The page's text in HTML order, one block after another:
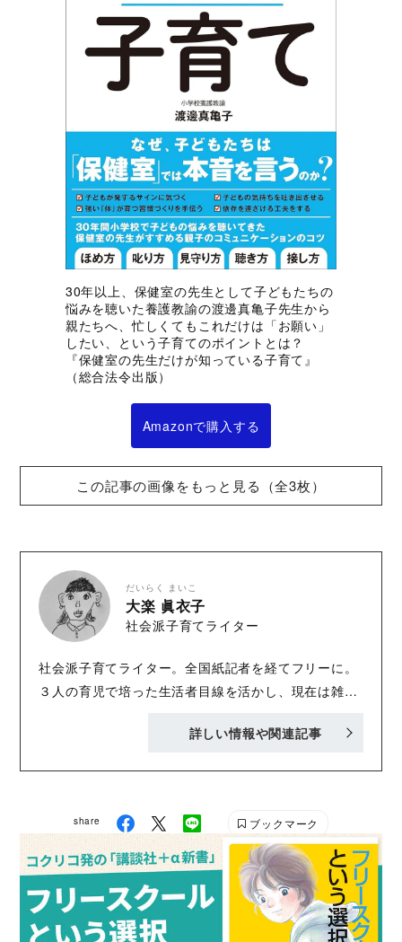
30年以上、保健室の先生として子どもたちの
悩みを聴いた養護教諭の渡邊真亀子先生から
親たちへ、忙しくてもこれだけは「お願い」
したい、という子育てのポイントとは？
『保健室の先生だけが知っている子育て』
（総合法令出版）
Amazonで購入する
この記事の画像をもっと見る（全3枚）
だいらく まいこ
大楽 眞衣子
社会派子育てライター
社会派子育てライター。全国紙記者を経てフリーに。
３人の育児で培った生活者目線を活かし、現在は雑誌
執筆している。大学で児童学を専攻中で、保育士資格
詳しい情報や関連記事
share ブックマーク